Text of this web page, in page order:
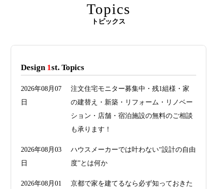
Topics
トピックス
Design 1st. Topics
2026年08月07
日
注文住宅モニター募集中・残1組様・家
の建替え・新築・リフォーム・リノベー
ション・店舗・宿泊施設の無料のご相談
も承ります！
2026年08月03
日
ハウスメーカーでは叶わない“設計の自由
度”とは何か
2026年08月01
京都で家を建てるなら必ず知っておきた